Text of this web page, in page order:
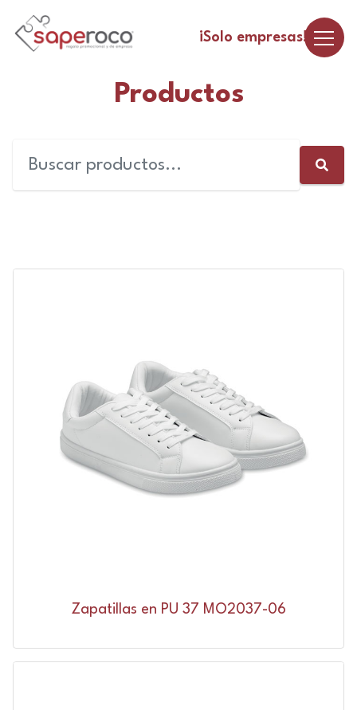
¡Solo empresas!
Productos
Zapatillas en PU 37 MO2037-06